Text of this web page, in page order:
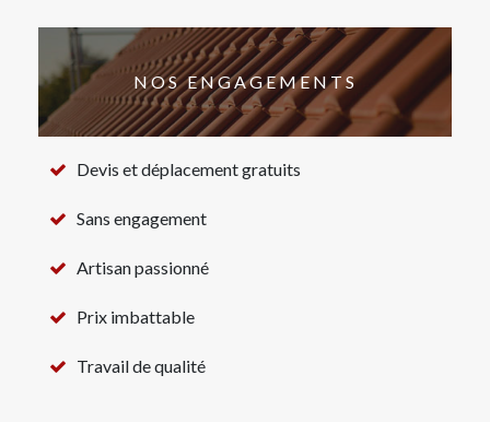
NOS ENGAGEMENTS
Devis et déplacement gratuits
Sans engagement
Artisan passionné
Prix imbattable
Travail de qualité